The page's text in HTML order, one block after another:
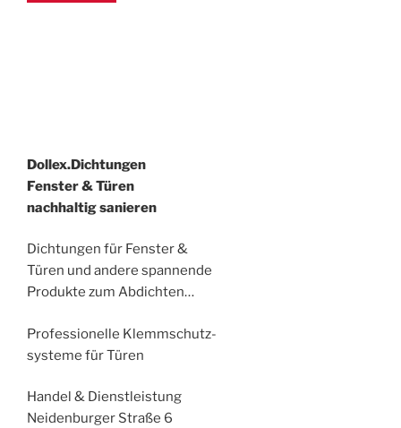
Dollex.Dichtungen
Fenster & Türen
nachhaltig sanieren
Dichtungen für Fenster &
Türen und andere spannende
Produkte zum Abdichten…
Professionelle Klemmschutz-
systeme für Türen
Handel & Dienstleistung
Neidenburger Straße 6